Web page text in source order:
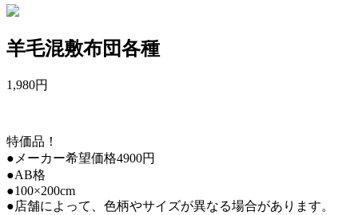
羊毛混敷布団各種
1,980円
特価品！
●メーカー希望価格4900円
●AB格
●100×200cm
●店舗によって、色柄やサイズが異なる場合があります。